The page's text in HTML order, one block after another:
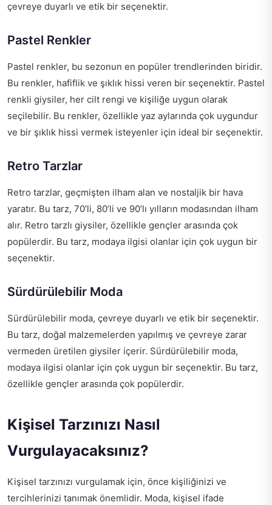
çevreye duyarlı ve etik bir seçenektir.
Pastel Renkler
Pastel renkler, bu sezonun en popüler trendlerinden biridir.
Bu renkler, hafiflik ve şıklık hissi veren bir seçenektir. Pastel
renkli giysiler, her cilt rengi ve kişiliğe uygun olarak
seçilebilir. Bu renkler, özellikle yaz aylarında çok uygundur
ve bir şıklık hissi vermek isteyenler için ideal bir seçenektir.
Retro Tarzlar
Retro tarzlar, geçmişten ilham alan ve nostaljik bir hava
yaratır. Bu tarz, 70’li, 80’li ve 90’lı yılların modasından ilham
alır. Retro tarzlı giysiler, özellikle gençler arasında çok
popülerdir. Bu tarz, modaya ilgisi olanlar için çok uygun bir
seçenektir.
Sürdürülebilir Moda
Sürdürülebilir moda, çevreye duyarlı ve etik bir seçenektir.
Bu tarz, doğal malzemelerden yapılmış ve çevreye zarar
vermeden üretilen giysiler içerir. Sürdürülebilir moda,
modaya ilgisi olanlar için çok uygun bir seçenektir. Bu tarz,
özellikle gençler arasında çok popülerdir.
Kişisel Tarzınızı Nasıl
Vurgulayacaksınız?
Kişisel tarzınızı vurgulamak için, önce kişiliğinizi ve
tercihlerinizi tanımak önemlidir. Moda, kişisel ifade